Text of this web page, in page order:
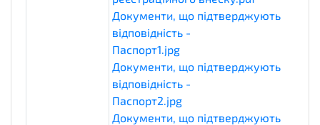
Документи, що підтверджують
відповідність -
Паспорт1.jpg
Документи, що підтверджують
відповідність -
Паспорт2.jpg
Документи, що підтверджують